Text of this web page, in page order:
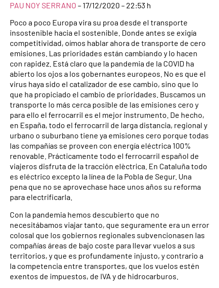
PAU NOY SERRANO – 17/12/2020 – 22:53 h
Poco a poco Europa vira su proa desde el transporte
insostenible hacia el sostenible. Donde antes se exigía
competitividad, oímos hablar ahora de transporte de cero
emisiones. Las prioridades están cambiando y lo hacen
con rapidez. Está claro que la pandemia de la COVID ha
abierto los ojos a los gobernantes europeos. No es que el
virus haya sido el catalizador de ese cambio, sino que lo
que ha propiciado el cambio de prioridades. Buscamos un
transporte lo más cerca posible de las emisiones cero y
para ello el ferrocarril es el mejor instrumento. De hecho,
en España, todo el ferrocarril de larga distancia, regional y
urbano o suburbano tiene ya emisiones cero porque todas
las compañías se proveen con energía eléctrica 100%
renovable. Prácticamente todo el ferrocarril español de
viajeros disfruta de la tracción elèctrica. En Cataluña todo
es eléctrico excepto la línea de la Pobla de Segur. Una
pena que no se aprovechase hace unos años su reforma
para electrificarla.
Con la pandemia hemos descubierto que no
necesitábamos viajar tanto, que seguramente era un error
colosal que los gobiernos regionales subvencionasen las
compañías áreas de bajo coste para llevar vuelos a sus
territorios, y que es profundamente injusto, y contrario a
la competencia entre transportes, que los vuelos estén
exentos de impuestos, de IVA y de hidrocarburos.